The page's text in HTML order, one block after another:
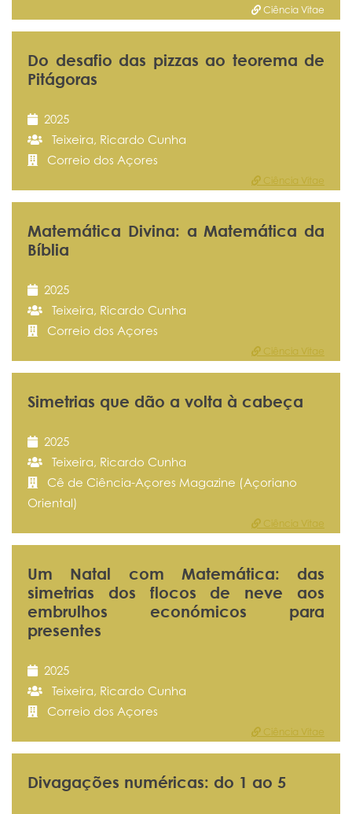
Ciência Vitae
Do desafio das pizzas ao teorema de
Pitágoras
2025
Teixeira, Ricardo Cunha
Correio dos Açores
Ciência Vitae
Matemática Divina: a Matemática da
Bíblia
2025
Teixeira, Ricardo Cunha
Correio dos Açores
Ciência Vitae
Simetrias que dão a volta à cabeça
2025
Teixeira, Ricardo Cunha
Cê de Ciência-Açores Magazine (Açoriano
Oriental)
Ciência Vitae
Um Natal com Matemática: das
simetrias dos flocos de neve aos
embrulhos económicos para
presentes
2025
Teixeira, Ricardo Cunha
Correio dos Açores
Ciência Vitae
Divagações numéricas: do 1 ao 5